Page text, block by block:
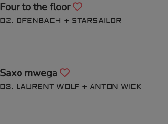
Four to the floor
02. OFENBACH + STARSAILOR
Saxo mwega
03. LAURENT WOLF + ANTON WICK